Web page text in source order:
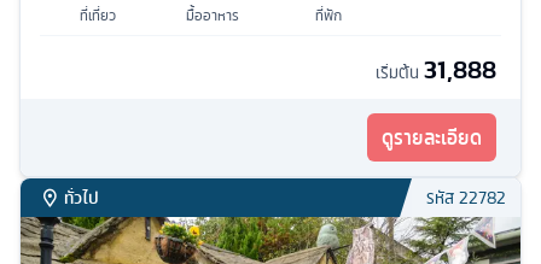
ที่เที่ยว มื้ออาหาร ที่พัก
เริ่มต้น 31,888
ดูรายละเอียด
ทั่วไป รหัส22782